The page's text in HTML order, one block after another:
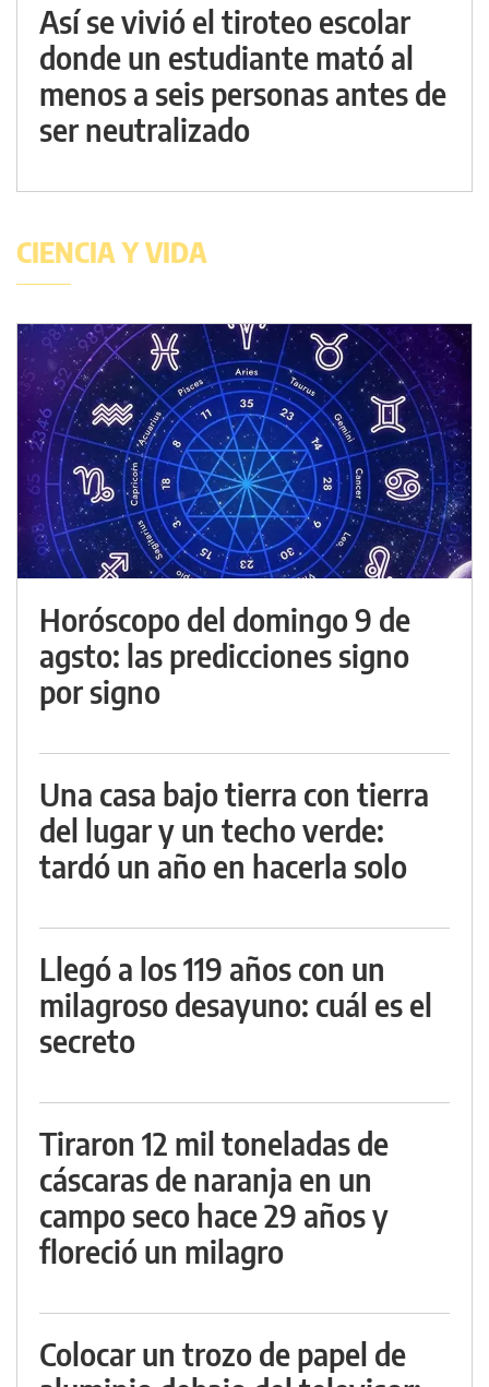
Así se vivió el tiroteo escolar
donde un estudiante mató al
menos a seis personas antes de
ser neutralizado
CIENCIA Y VIDA
Horóscopo del domingo 9 de
agsto: las predicciones signo
por signo
Una casa bajo tierra con tierra
del lugar y un techo verde:
tardó un año en hacerla solo
Llegó a los 119 años con un
milagroso desayuno: cuál es el
secreto
Tiraron 12 mil toneladas de
cáscaras de naranja en un
campo seco hace 29 años y
floreció un milagro
Colocar un trozo de papel de